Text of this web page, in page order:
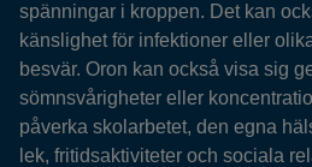
spänningar i kroppen. Det kan
känslighet för infektioner eller
besvär. Oron kan också visa sig
sömnsvårigheter eller
påverka skolarbetet, den egna
lek, fritidsaktiviteter och sociala